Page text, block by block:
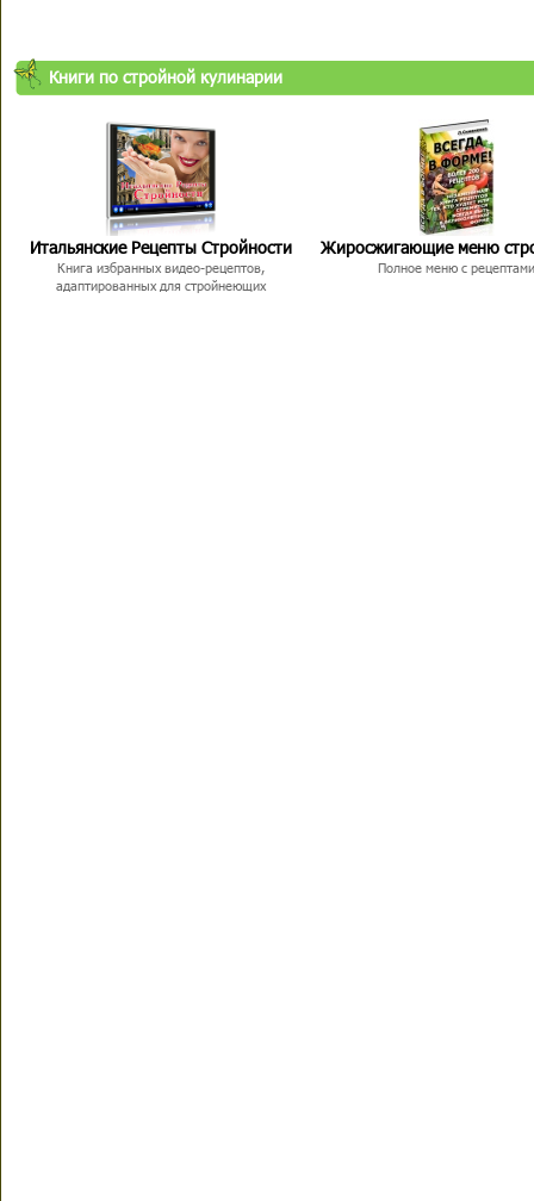
Книги по стройной кулинарии
Итальянские Рецепты Стройности
Книга избранных видео-рецептов,
адаптированных для стройнеющих
Жиросжигающие меню
Полное меню с рецептами